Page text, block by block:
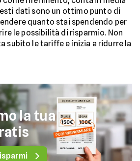
dati sono un ottimo punto di
quanto stai spendendo per
le possibilità di risparmio. Non
subito le tariffe e inizia a ridurre la
la tua